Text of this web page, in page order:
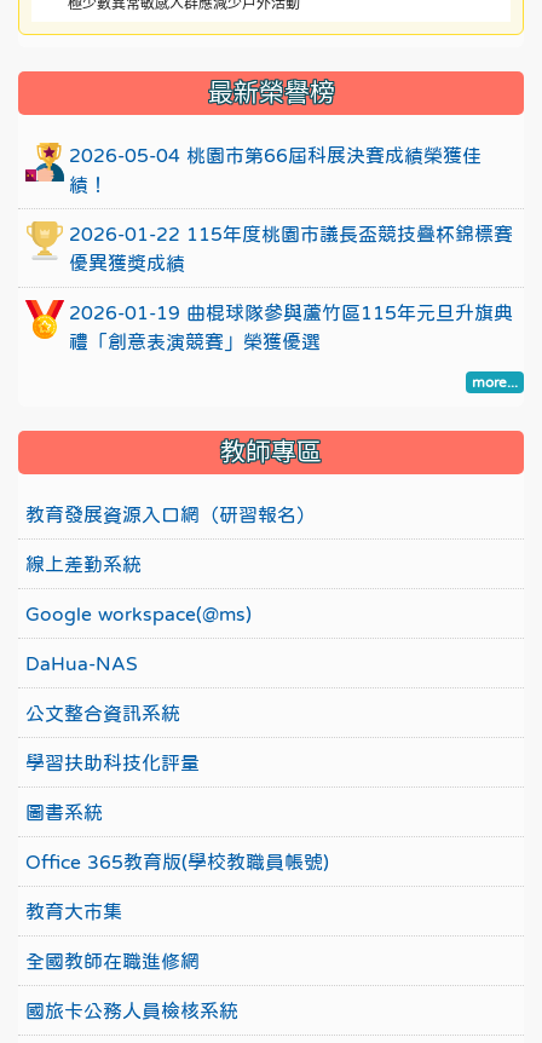
::: 最新榮譽榜
2026-05-04 桃園市第66屆科展決賽成績榮獲佳
績！
2026-01-22 115年度桃園市議長盃競技疊杯錦標賽
優異獲獎成績
2026-01-19 曲棍球隊參與蘆竹區115年元旦升旗典
禮「創意表演競賽」榮獲優選
more...
教師專區
教育發展資源入口網（研習報名）
線上差勤系統
Google workspace(@ms)
DaHua-NAS
公文整合資訊系統
學習扶助科技化評量
圖書系統
Office 365教育版(學校教職員帳號)
教育大市集
全國教師在職進修網
國旅卡公務人員檢核系統